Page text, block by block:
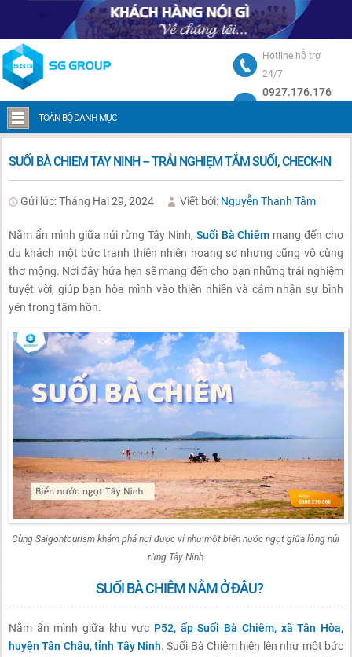
Hotline hỗ trợ
24/7
0927.176.176
TOÀN BỘ DANH MỤC
Trang chủ
SUỐI BÀ CHIÊM TÂY NINH – TRẢI NGHIỆM TẮM SUỐI, CHECK-IN
Gửi lúc: Tháng Hai 29, 2024 Viết bởi: Nguyễn Thanh Tâm
Nằm ẩn mình giữa núi rừng Tây Ninh, Suối Bà Chiêm mang đến cho
du khách một bức tranh thiên nhiên hoang sơ nhưng cũng vô cùng
thơ mộng. Nơi đây hứa hẹn sẽ mang đến cho bạn những trải nghiệm
tuyệt vời, giúp bạn hòa mình vào thiên nhiên và cảm nhận sự bình
yên trong tâm hồn.
Cùng Saigontourism khám phá nơi được ví như một biển nước ngọt giữa lòng núi
rừng Tây Ninh
SUỐI BÀ CHIÊM NẰM Ở ĐÂU?
Nằm ẩn mình giữa khu vực P52, ấp Suối Bà Chiêm, xã Tân Hòa,
huyện Tân Châu, tỉnh Tây Ninh. Suối Bà Chiêm hiện lên như một bức